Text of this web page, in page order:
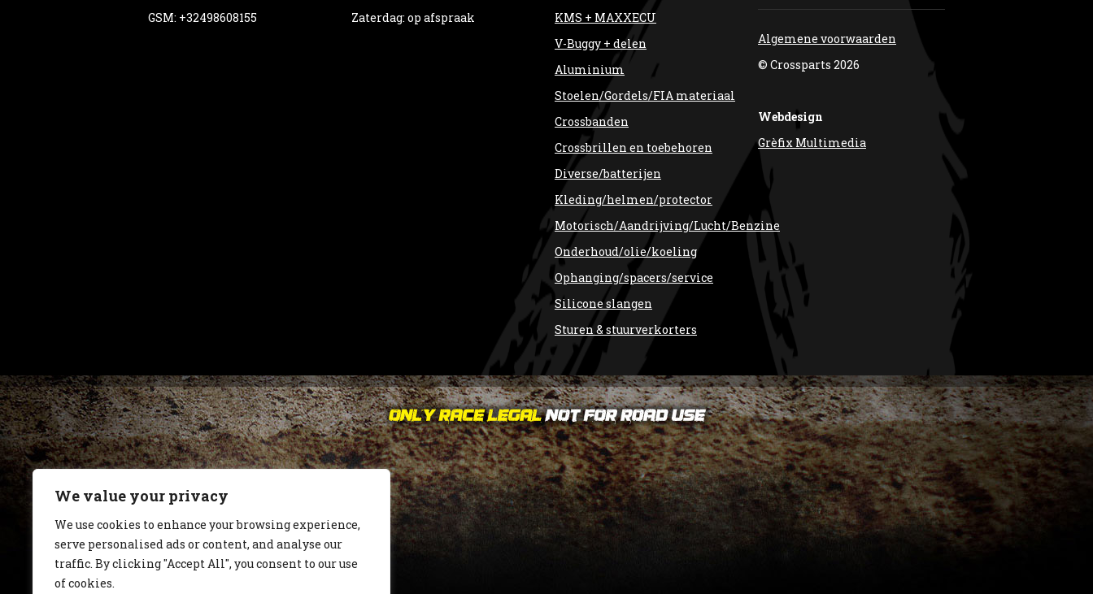
We value your privacy
We use cookies to enhance your browsing experience,
serve personalised ads or content, and analyse our
traffic. By clicking "Accept All", you consent to our use
of cookies.
GSM: +32498608155
Zaterdag: op afspraak
KMS + MAXXECU
V-Buggy + delen
Aluminium
Stoelen/Gordels/FIA materiaal
Crossbanden
Crossbrillen en toebehoren
Diverse/batterijen
Kleding/helmen/protector
Motorisch/Aandrijving/Lucht/Benzine
Onderhoud/olie/koeling
Ophanging/spacers/service
Silicone slangen
Sturen & stuurverkorters
Algemene voorwaarden
© Crossparts 2026
Webdesign
Grèfix Multimedia